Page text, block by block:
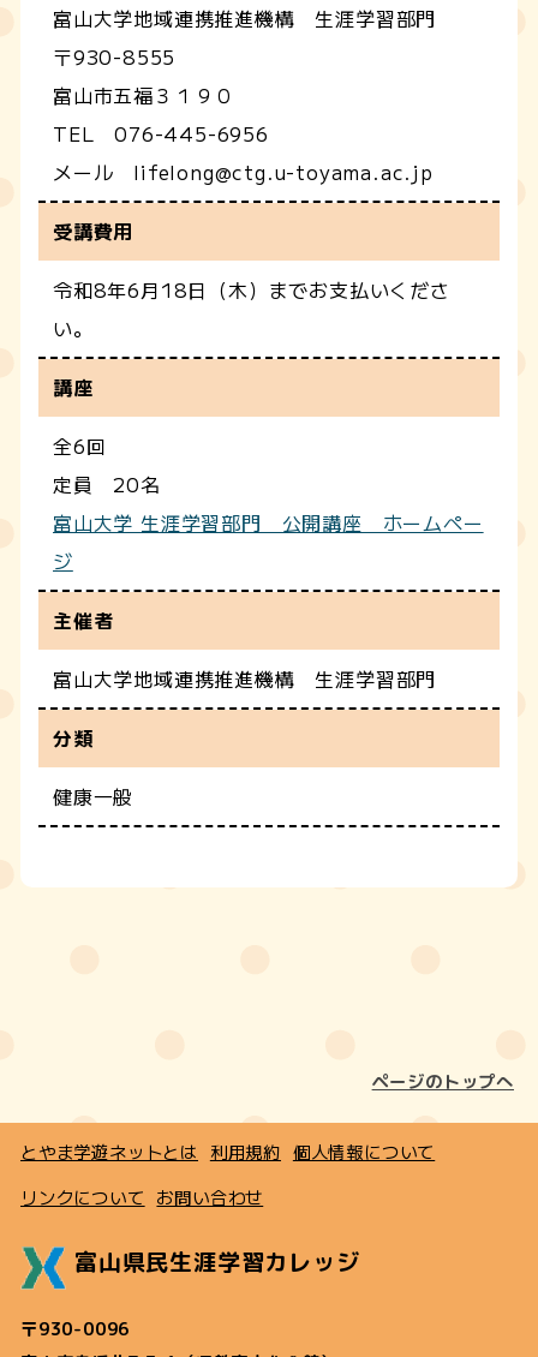
富山大学地域連携推進機構 生涯学習部門
〒930-8555
富山市五福３１９０
TEL 076-445-6956
メール lifelong@ctg.u-toyama.ac.jp
受講費用
令和8年6月18日（木）までお支払いくださ
い。
講座
全6回
定員 20名
富山大学 生涯学習部門 公開講座 ホームペー
ジ
主催者
富山大学地域連携推進機構 生涯学習部門
分類
健康一般
ページのトップへ
とやま学遊ネットとは 利用規約 個人情報について
リンクについて お問い合わせ
富山県民生涯学習カレッジ
〒930-0096